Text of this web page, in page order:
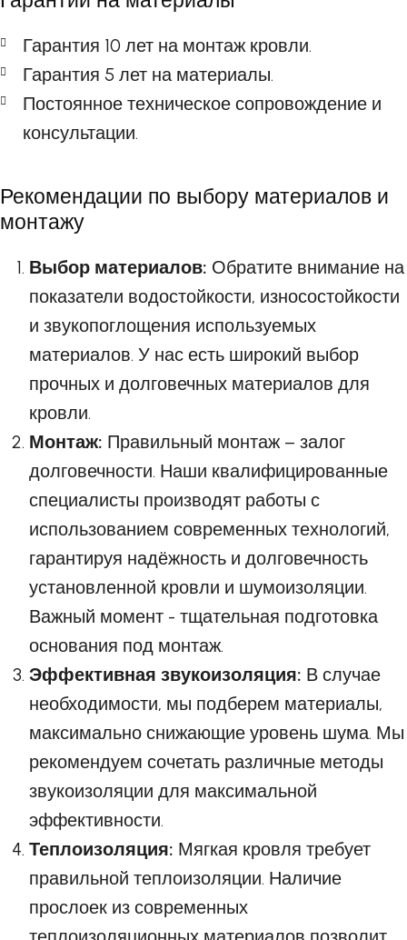
Гарантия 10 лет на монтаж кровли.
Гарантия 5 лет на материалы.
Постоянное техническое сопровождение и
консультации.
Рекомендации по выбору материалов и
монтажу
Выбор материалов: Обратите внимание на
показатели водостойкости, износостойкости
и звукопоглощения используемых
материалов. У нас есть широкий выбор
прочных и долговечных материалов для
кровли.
Монтаж: Правильный монтаж – залог
долговечности. Наши квалифицированные
специалисты производят работы с
использованием современных технологий,
гарантируя надёжность и долговечность
установленной кровли и шумоизоляции.
Важный момент - тщательная подготовка
основания под монтаж.
Эффективная звукоизоляция: В случае
необходимости, мы подберем материалы,
максимально снижающие уровень шума. Мы
рекомендуем сочетать различные методы
звукоизоляции для максимальной
эффективности.
Теплоизоляция: Мягкая кровля требует
правильной теплоизоляции. Наличие
прослоек из современных